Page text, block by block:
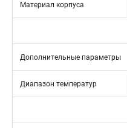
Материал корпуса
Дополнительные параметры
Диапазон температур